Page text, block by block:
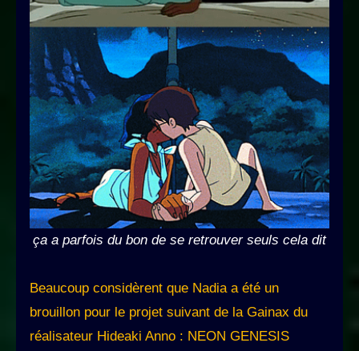
ça a parfois du bon de se retrouver seuls cela dit
Beaucoup considèrent que Nadia a été un
brouillon pour le projet suivant de la Gainax du
réalisateur Hideaki Anno : NEON GENESIS